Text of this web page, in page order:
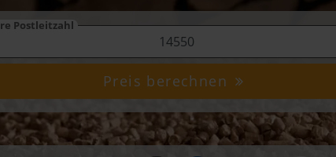
Postleitzahl
Preis berechnen